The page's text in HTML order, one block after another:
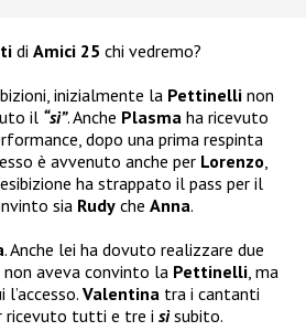
di Amici 25 chi vedremo?
inizialmente la Pettinelli non
il “sì”. Anche Plasma ha ricevuto
dopo una prima respinta
è avvenuto anche per Lorenzo,
ha strappato il pass per il
sia Rudy che Anna.
. Anche lei ha dovuto realizzare due
aveva convinto la Pettinelli, ma
Valentina tra i cantanti
ricevuto tutti e tre i sìsubito.